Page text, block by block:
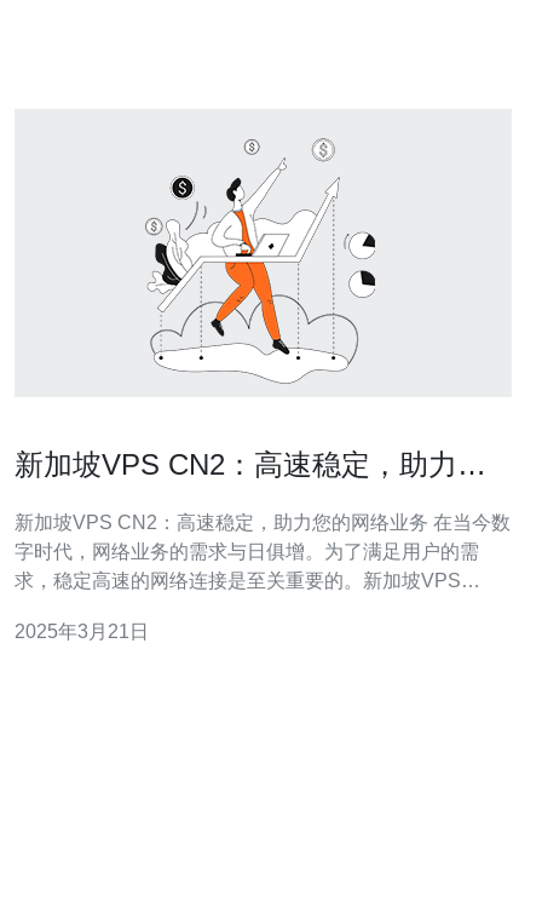
新加坡VPS CN2：高速稳定，助力您
新加坡VPS CN2：高速稳定，助力您的网络业务 在当今数
字时代，网络业务的需求与日俱增。为了满足用户的需
求，稳定高速的网络连接是至关重要的。新加坡VPS
的网络业务提供强大的支持。 新加坡VPS CN2拥有多项优
2025年3月21日